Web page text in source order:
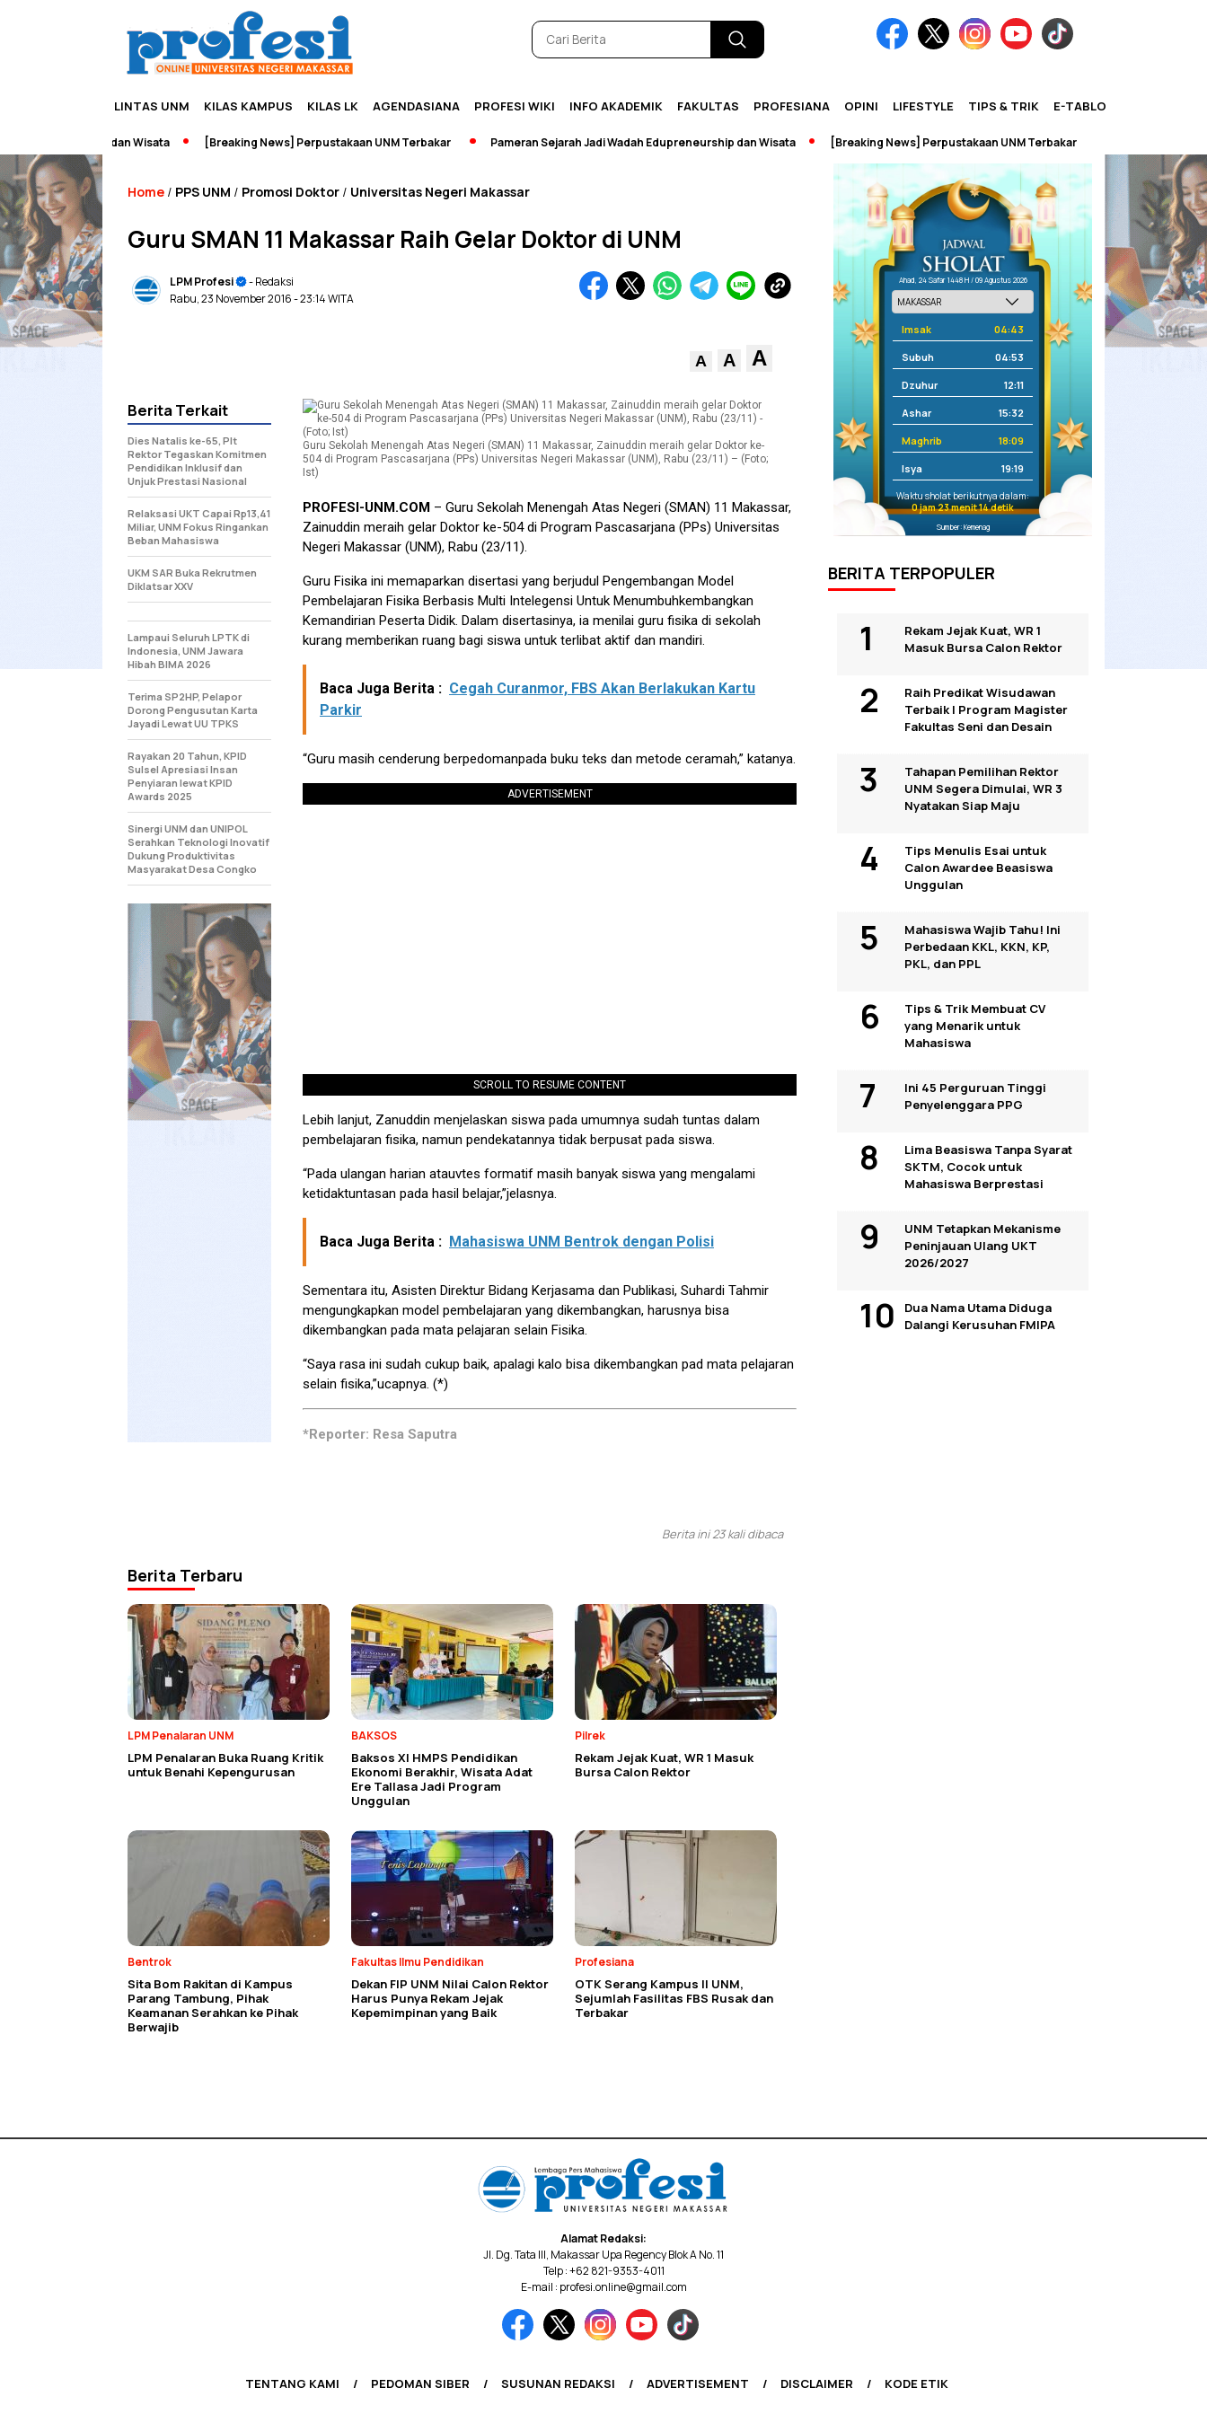
LINTAS UNM KILAS KAMPUS KILAS LK AGENDASIANA PROFESI WIKI INFO AKADEMIK FAKULTAS PROFESIANA OPINI LIFESTYLE TIPS & TRIK E-TABLOID
dan Wisata [Breaking News] Perpustakaan UNM Terbakar Pameran Sejarah Jadi Wadah Edupreneurship dan Wisata [Breaking News] Perpustakaan UNM Terbakar
Home / PPS UNM / Promosi Doktor / Universitas Negeri Makassar
Guru SMAN 11 Makassar Raih Gelar Doktor di UNM
LPM Profesi
- Redaksi
Rabu, 23 November 2016- 23:14 WITA
A A A
Guru Sekolah Menengah Atas Negeri (SMAN) 11 Makassar, Zainuddin meraih gelar Doktor ke-
504 di Program Pascasarjana (PPs) Universitas Negeri Makassar (UNM), Rabu (23/11) – (Foto;
Ist)
PROFESI-UNM.COM – Guru Sekolah Menengah Atas Negeri (SMAN) 11 Makassar,
Zainuddin meraih gelar Doktor ke-504 di Program Pascasarjana (PPs) Universitas
Negeri Makassar (UNM), Rabu (23/11).
Guru Fisika ini memaparkan disertasi yang berjudul Pengembangan Model
Pembelajaran Fisika Berbasis Multi Intelegensi Untuk Menumbuhkembangkan
Kemandirian Peserta Didik. Dalam disertasinya, ia menilai guru fisika di sekolah
kurang memberikan ruang bagi siswa untuk terlibat aktif dan mandiri.
Baca Juga Berita : Cegah Curanmor, FBS Akan Berlakukan Kartu
Parkir
“Guru masih cenderung berpedomanpada buku teks dan metode ceramah,” katanya.
ADVERTISEMENT
SCROLL TO RESUME CONTENT
Lebih lanjut, Zanuddin menjelaskan siswa pada umumnya sudah tuntas dalam
pembelajaran fisika, namun pendekatannya tidak berpusat pada siswa.
“Pada ulangan harian atauvtes formatif masih banyak siswa yang mengalami
ketidaktuntasan pada hasil belajar,”jelasnya.
Baca Juga Berita : Mahasiswa UNM Bentrok dengan Polisi
Sementara itu, Asisten Direktur Bidang Kerjasama dan Publikasi, Suhardi Tahmir
mengungkapkan model pembelajaran yang dikembangkan, harusnya bisa
dikembangkan pada mata pelajaran selain Fisika.
“Saya rasa ini sudah cukup baik, apalagi kalo bisa dikembangkan pad mata pelajaran
selain fisika,”ucapnya. (*)
*Reporter: Resa Saputra
Berita Terkait
Dies Natalis ke-65, Plt
Rektor Tegaskan Komitmen
Pendidikan Inklusif dan
Unjuk Prestasi Nasional
Relaksasi UKT Capai Rp13,41
Miliar, UNM Fokus Ringankan
Beban Mahasiswa
UKM SAR Buka Rekrutmen
Diklatsar XXV
Lampaui Seluruh LPTK di
Indonesia, UNM Jawara
Hibah BIMA 2026
Terima SP2HP, Pelapor
Dorong Pengusutan Karta
Jayadi Lewat UU TPKS
Rayakan 20 Tahun, KPID
Sulsel Apresiasi Insan
Penyiaran lewat KPID
Awards 2025
Sinergi UNM dan UNIPOL
Serahkan Teknologi Inovatif
Dukung Produktivitas
Masyarakat Desa Congko
Berita ini 23 kali dibaca
Berita Terbaru
LPM Penalaran UNM
LPM Penalaran Buka Ruang Kritik
untuk Benahi Kepengurusan
BAKSOS
Baksos XI HMPS Pendidikan
Ekonomi Berakhir, Wisata Adat
Ere Tallasa Jadi Program
Unggulan
Pilrek
Rekam Jejak Kuat, WR 1 Masuk
Bursa Calon Rektor
Bentrok
Sita Bom Rakitan di Kampus
Parang Tambung, Pihak
Keamanan Serahkan ke Pihak
Berwajib
Fakultas Ilmu Pendidikan
Dekan FIP UNM Nilai Calon Rektor
Harus Punya Rekam Jejak
Kepemimpinan yang Baik
Profesiana
OTK Serang Kampus II UNM,
Sejumlah Fasilitas FBS Rusak dan
Terbakar
Ahad, 24 Safar 1448 H / 09 Agustus 2026
Imsak 04:43
Subuh 04:53
Dzuhur 12:11
Ashar 15:32
Maghrib 18:09
Isya 19:19
Waktu sholat berikutnya dalam:
0 jam 23 menit 13 detik
Sumber: Kemenag
BERITA TERPOPULER
Rekam Jejak Kuat, WR 1
Masuk Bursa Calon Rektor
Raih Predikat Wisudawan
Terbaik I Program Magister
Fakultas Seni dan Desain
Tahapan Pemilihan Rektor
UNM Segera Dimulai, WR 3
Nyatakan Siap Maju
Tips Menulis Esai untuk
Calon Awardee Beasiswa
Unggulan
Mahasiswa Wajib Tahu! Ini
Perbedaan KKL, KKN, KP,
PKL, dan PPL
Tips & Trik Membuat CV
yang Menarik untuk
Mahasiswa
Ini 45 Perguruan Tinggi
Penyelenggara PPG
Lima Beasiswa Tanpa Syarat
SKTM, Cocok untuk
Mahasiswa Berprestasi
UNM Tetapkan Mekanisme
Peninjauan Ulang UKT
2026/2027
Dua Nama Utama Diduga
Dalangi Kerusuhan FMIPA
Alamat Redaksi:
Jl. Dg. Tata III, Makassar Upa Regency Blok A No. 11
Telp : +62 821-9353-4011
E-mail : profesi.online@gmail.com
TENTANG KAMI PEDOMAN SIBER SUSUNAN REDAKSI ADVERTISEMENT DISCLAIMER KODE ETIK